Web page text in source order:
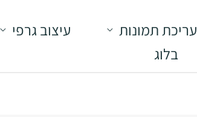
עריכת תמונות עיצוב גרפי
בלוג